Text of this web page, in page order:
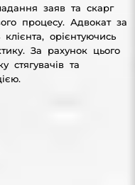
заяв та скарг
процесу. Адвокат за
орієнтуючись
За рахунок цього
стягувачів та